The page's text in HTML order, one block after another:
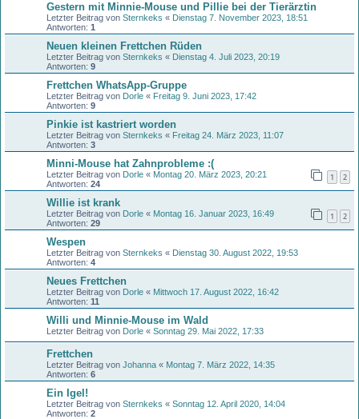
Gestern mit Minnie-Mouse und Pillie bei der Tierärztin
Letzter Beitrag von Sternkeks « Dienstag 7. November 2023, 18:51
Antworten: 1
Neuen kleinen Frettchen Rüden
Letzter Beitrag von Sternkeks « Dienstag 4. Juli 2023, 20:19
Antworten: 9
Frettchen WhatsApp-Gruppe
Letzter Beitrag von Dorle « Freitag 9. Juni 2023, 17:42
Antworten: 9
Pinkie ist kastriert worden
Letzter Beitrag von Sternkeks « Freitag 24. März 2023, 11:07
Antworten: 3
Minni-Mouse hat Zahnprobleme :(
Letzter Beitrag von Dorle « Montag 20. März 2023, 20:21
Antworten: 24
1 2
Willie ist krank
Letzter Beitrag von Dorle « Montag 16. Januar 2023, 16:49
Antworten: 29
1 2
Wespen
Letzter Beitrag von Sternkeks « Dienstag 30. August 2022, 19:53
Antworten: 4
Neues Frettchen
Letzter Beitrag von Dorle « Mittwoch 17. August 2022, 16:42
Antworten: 11
Willi und Minnie-Mouse im Wald
Letzter Beitrag von Dorle « Sonntag 29. Mai 2022, 17:33
Frettchen
Letzter Beitrag von Johanna « Montag 7. März 2022, 14:35
Antworten: 6
Ein Igel!
Letzter Beitrag von Sternkeks « Sonntag 12. April 2020, 14:04
Antworten: 2